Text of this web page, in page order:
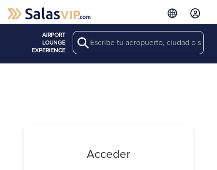
AIRPORT
LOUNGE
EXPERIENCE
Search
Acceder